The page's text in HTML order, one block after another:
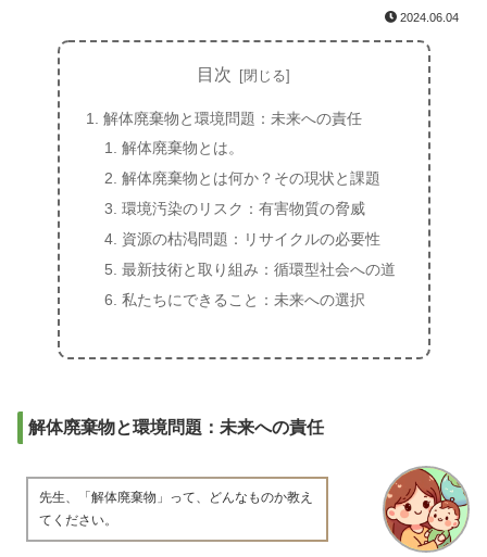
2024.06.04
目次
解体廃棄物と環境問題：未来への責任
解体廃棄物とは。
解体廃棄物とは何か？その現状と課題
環境汚染のリスク：有害物質の脅威
資源の枯渇問題：リサイクルの必要性
最新技術と取り組み：循環型社会への道
私たちにできること：未来への選択
解体廃棄物と環境問題：未来への責任
先生、「解体廃棄物」って、どんなものか教え
てください。